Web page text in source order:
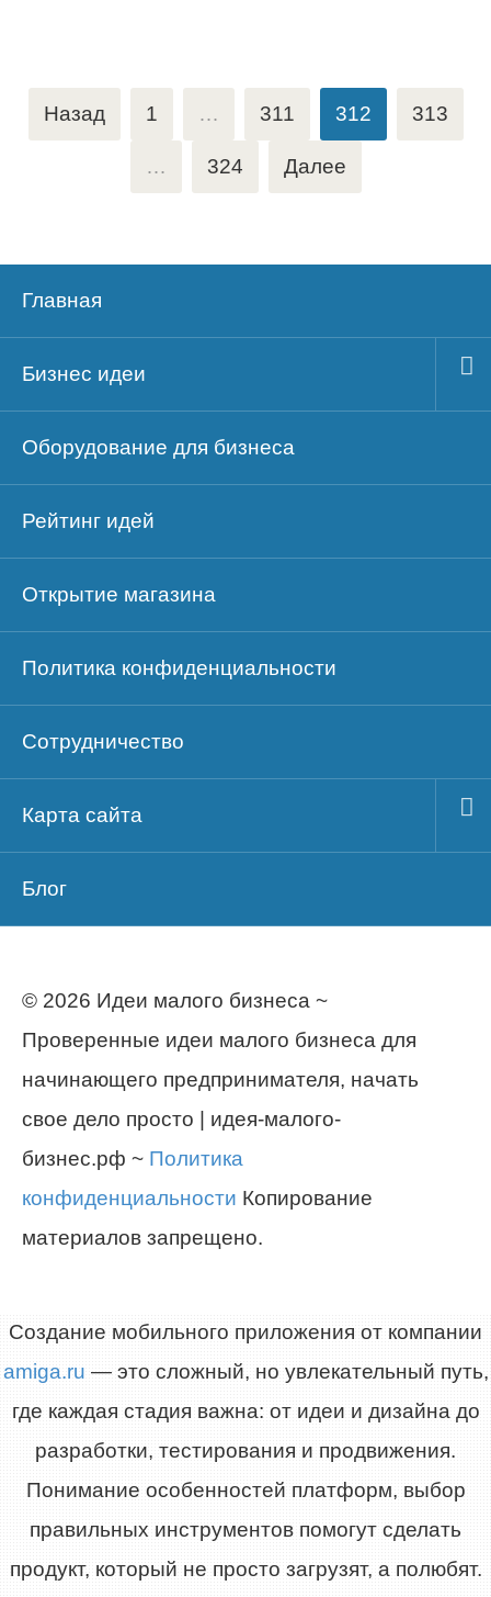
Пагинация
записей
Назад 1 … 311 312 313
… 324 Далее
Главная
Бизнес идеи
Оборудование для бизнеса
Рейтинг идей
Открытие магазина
Политика конфиденциальности
Сотрудничество
Карта сайта
Блог
© 2026 Идеи малого бизнеса ~
Проверенные идеи малого бизнеса для
начинающего предпринимателя, начать
свое дело просто | идея-малого-
бизнес.рф ~ Политика
конфиденциальности Копирование
материалов запрещено.
Создание мобильного приложения от компании
amiga.ru — это сложный, но увлекательный путь,
где каждая стадия важна: от идеи и дизайна до
разработки, тестирования и продвижения.
Понимание особенностей платформ, выбор
правильных инструментов помогут сделать
продукт, который не просто загрузят, а полюбят.